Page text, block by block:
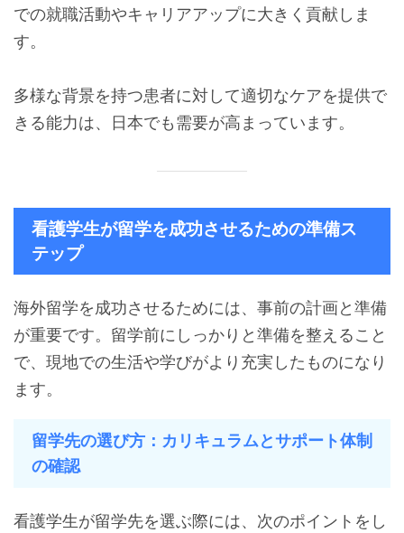
での就職活動やキャリアアップに大きく貢献しま
す。
多様な背景を持つ患者に対して適切なケアを提供で
きる能力は、日本でも需要が高まっています。
看護学生が留学を成功させるための準備ス
テップ
海外留学を成功させるためには、事前の計画と準備
が重要です。留学前にしっかりと準備を整えること
で、現地での生活や学びがより充実したものになり
ます。
留学先の選び方：カリキュラムとサポート体制
の確認
看護学生が留学先を選ぶ際には、次のポイントをし